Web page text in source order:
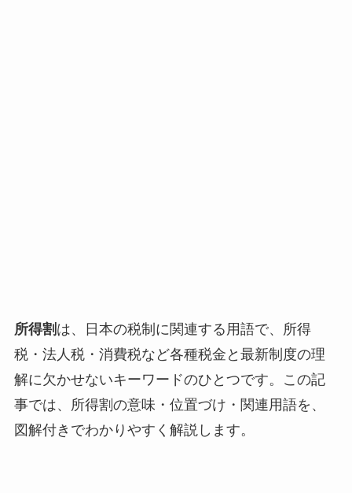
所得割 は、日本の税制に関連する用語で、所得
税・法人税・消費税など各種税金と最新制度の理
解に欠かせないキーワードのひとつです。この記
事では、所得割の意味・位置づけ・関連用語を、
図解付きでわかりやすく解説します。